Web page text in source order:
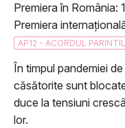
Premiera în România:
Premiera
AP12 - ACORDUL
În timpul pandemiei
căsătorite sunt
duce la tensiuni
lor.